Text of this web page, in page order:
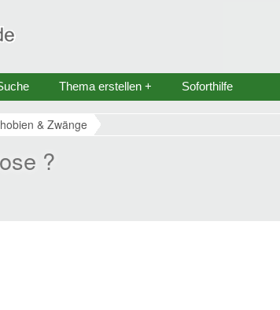
Thema erstellen + Soforthilfe
& Zwänge
?